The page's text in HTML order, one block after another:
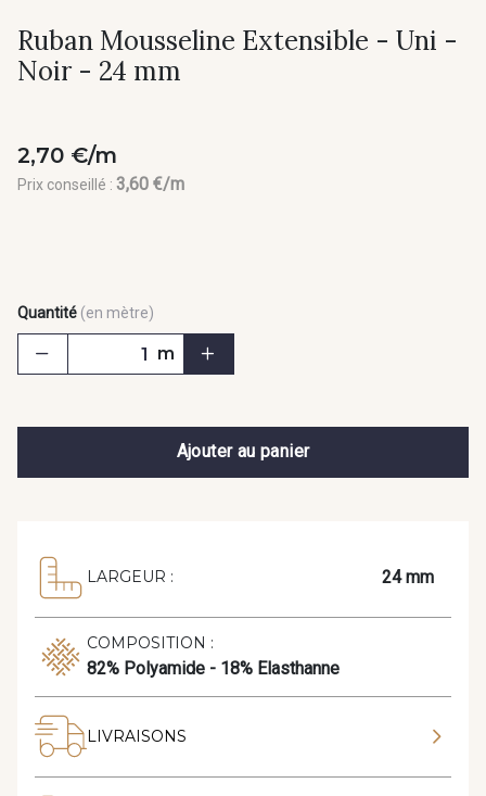
Ruban Mousseline Extensible - Uni -
Noir - 24 mm
2,70 €/m
Prix conseillé : 3,60 €/m
Quantité (en mètre)
m
Ajouter au panier
LARGEUR : 24 mm
COMPOSITION :
82% Polyamide - 18% Elasthanne
LIVRAISONS